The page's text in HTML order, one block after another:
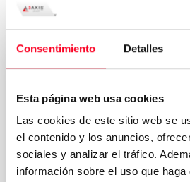
Consentimiento Detalles
Esta página web usa cookies
Las cookies de este sitio web se
el contenido y los anuncios,
sociales y analizar el tráfico.
información sobre el uso que
Fernando Mainar
Departamento